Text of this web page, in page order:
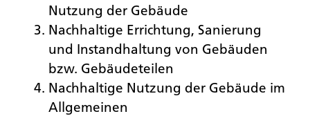
Bau­ma­nage­ment
Ob­jekt­si­cher­heit
Bau­pla­nung
Nutzung der Gebäude
Nachhaltige Errichtung, Sanierung
und Instandhaltung von Gebäuden
bzw. Gebäudeteilen
Nachhaltige Nutzung der Gebäude im
Allgemeinen